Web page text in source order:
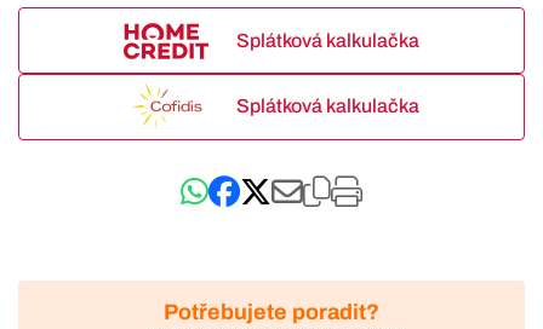
Splátková kalkulačka
Splátková kalkulačka
Potřebujete poradit?